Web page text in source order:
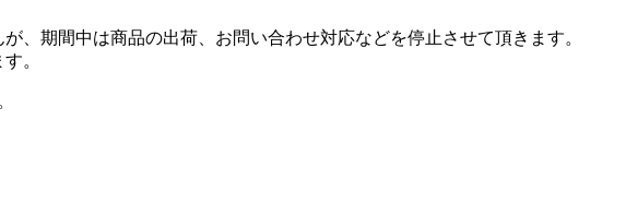
、期間中は商品の出荷、お問い合わせ対応などを停止させて頂きます。
。